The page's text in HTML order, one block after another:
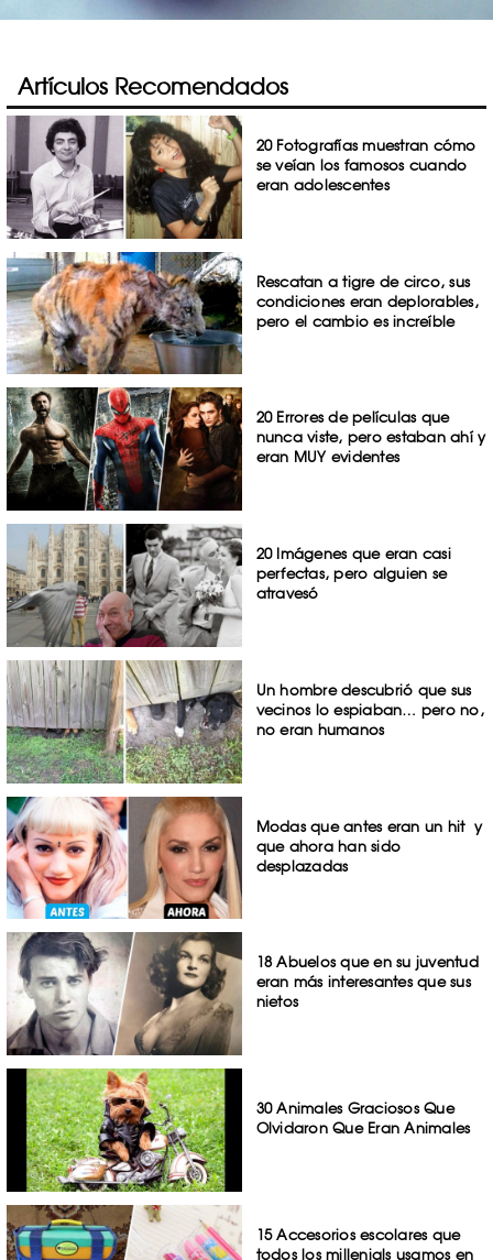
Artículos Recomendados
20 Fotografías muestran cómo
se veían los famosos cuando
eran adolescentes
Rescatan a tigre de circo, sus
condiciones eran deplorables,
pero el cambio es increíble
20 Errores de películas que
nunca viste, pero estaban ahí y
eran MUY evidentes
20 Imágenes que eran casi
perfectas, pero alguien se
atravesó
Un hombre descubrió que sus
vecinos lo espiaban… pero no,
no eran humanos
Modas que antes eran un hit y
que ahora han sido
desplazadas
18 Abuelos que en su juventud
eran más interesantes que sus
nietos
30 Animales Graciosos Que
Olvidaron Que Eran Animales
15 Accesorios escolares que
todos los millenials usamos en